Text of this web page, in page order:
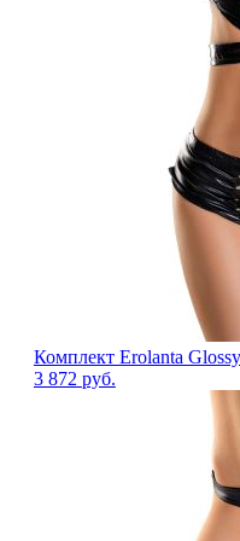
Комплект Erolanta
3 872 руб.